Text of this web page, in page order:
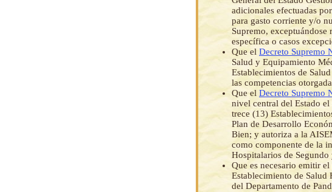
adicionales efectuadas
para gasto corriente y/o
Supremo, exceptuándose
específica o casos
Que el Decreto Supremo
Salud y Equipamiento
Establecimientos de
las competencias
Que el Decreto Supremo
nivel central del Estado
trece (13)
Plan de Desarrollo
Bien; y autoriza a la
como componente de la
Hospitalarios de
Que es necesario emitir
Establecimiento de
del Departamento de